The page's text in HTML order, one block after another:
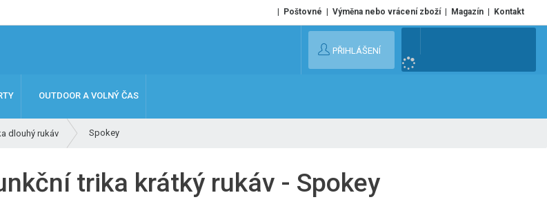
Poštovné Výměna nebo vrácení zboží Magazín Kontakt
e
PŘIHLÁŠENÍ
OUTDOOR A VOLNÝ ČAS
dlouhý rukáv Spokey
trika krátký rukáv - Spokey